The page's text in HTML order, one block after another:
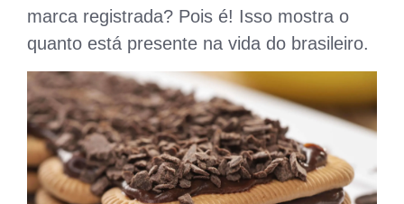
marca registrada? Pois é! Isso mostra o
quanto está presente na vida do brasileiro.